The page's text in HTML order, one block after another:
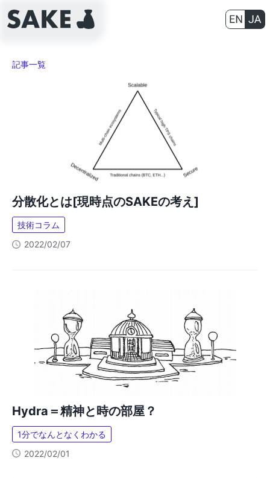
記事一覧
分散化とは[現時点のSAKEの考え]
技術コラム
2022/02/07
Hydra＝精神と時の部屋？
1分でなんとなくわかる
2022/02/01